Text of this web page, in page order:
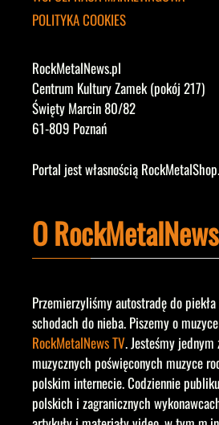
POLITYKA COOKIES
RockMetalNews.pl
Centrum Kultury Zamek (pokój 217)
Święty Marcin 80/82
61-809 Poznań
Portal jest własnością
O RockMetalNews
Przemierzyliśmy autostradę do
schodach do nieba. Piszemy o
RockMetalNews TV. Jesteśmy
muzycznych poświęconych muzyce
polskim internecie. Codziennie
polskich i zagranicznych